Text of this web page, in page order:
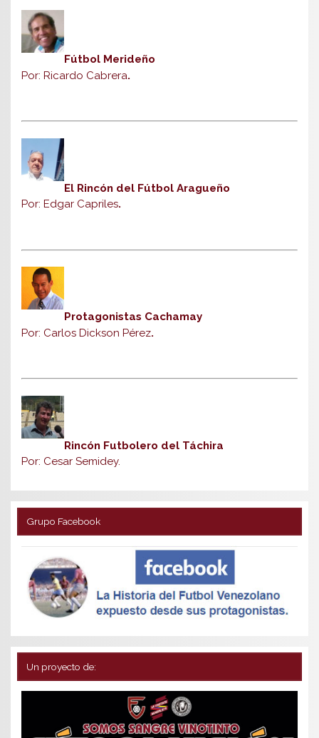
Fútbol Merideño
Por: Ricardo Cabrera.
El Rincón del Fútbol Aragueño
Por: Edgar Capriles.
Protagonistas Cachamay
Por: Carlos Dickson Pérez.
Rincón Futbolero del Táchira
Por: Cesar Semidey.
Grupo Facebook
Un proyecto de: